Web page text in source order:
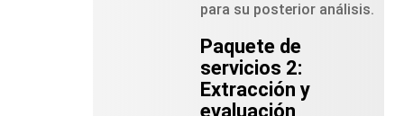
para su posterior análisis.
Paquete de
servicios 2:
Extracción y
evaluación